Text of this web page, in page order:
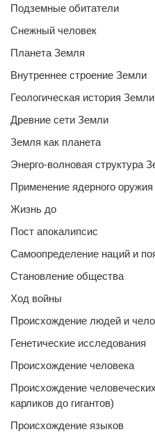
Подземные обитатели
Снежный человек
Планета Земля
Внутреннее строение Земли
Геологическая история Земли
Древние сети Земли
Земля как планета
Энерго-волновая структура
Применение ядерного оружия
Жизнь до
Пост апокалипсис
Самоопределение наций и
Становление общества
Ход войны
Происхождение людей и
Генетические исследования
Происхождение человека
Происхождение
карликов до гигантов)
Происхождение языков